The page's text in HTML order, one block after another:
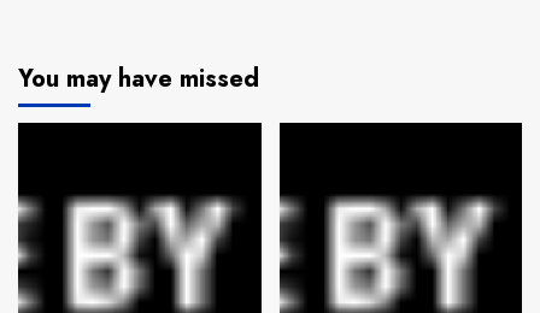
You may have missed